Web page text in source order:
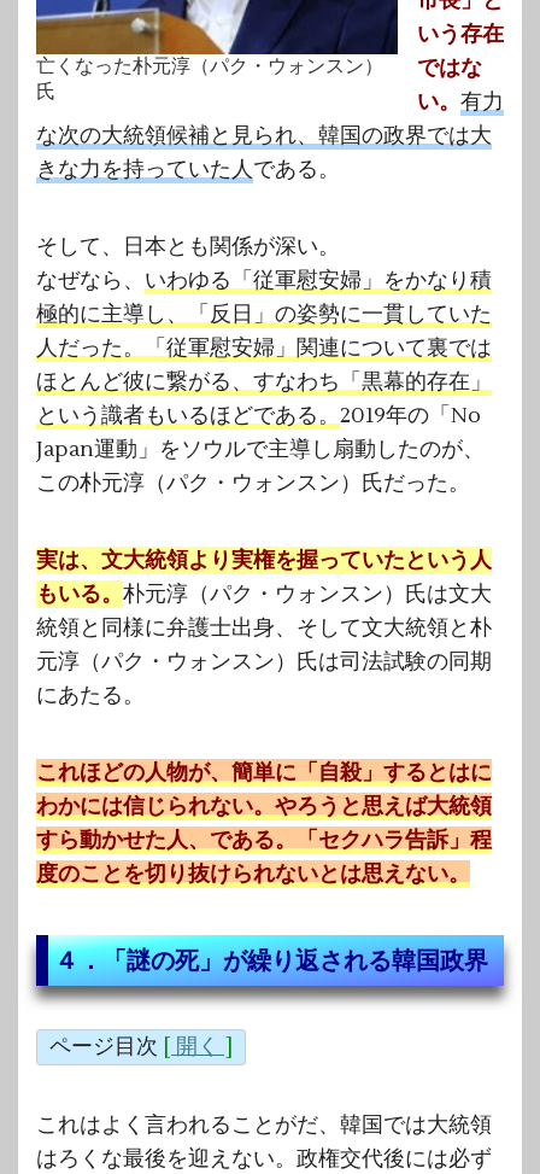
亡くなった朴元淳（パク・ウォンスン）
氏
いう存在
ではな
い。 有力
な次の大統領候補と見られ、韓国の政界では大
きな力を持っていた人である。
そして、日本とも関係が深い。
なぜなら、 いわゆる「従軍慰安婦」をかなり積
極的に主導し、「反日」の姿勢に一貫していた
人だった。「従軍慰安婦」関連について裏では
ほとんど彼に繋がる、すなわち「黒幕的存在」
という識者もいるほどである。 2019年の「No
Japan運動」をソウルで主導し扇動したのが、
この朴元淳（パク・ウォンスン）氏だった。
実は、文大統領より実権を握っていたという人
もいる。 朴元淳（パク・ウォンスン）氏は文大
統領と同様に弁護士出身、そして文大統領と朴
元淳（パク・ウォンスン）氏は司法試験の同期
にあたる。
これほどの人物が、簡単に「自殺」するとはに
わかには信じられない。やろうと思えば大統領
すら動かせた人、である。「セクハラ告訴」程
度のことを切り抜けられないとは思えない。
４．「謎の死」が繰り返される韓国政界
ページ目次 [ 開く ]
これはよく言われることがだ、韓国では大統領
はろくな最後を迎えない。政権交代後には必ず